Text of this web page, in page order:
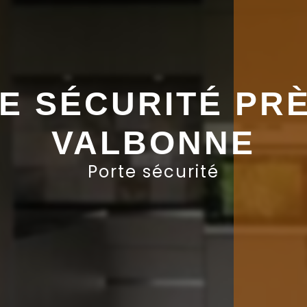
SÉCURITÉ
VALBONNE
Porte sécurité